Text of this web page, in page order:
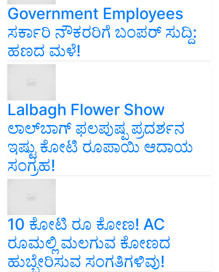
Government Employees
ಸರ್ಕಾರಿ ನೌಕರರಿಗೆ ಬಂಪರ್‌ ಸುದ್ದಿ:
ಹಣದ ಮಳೆ!
Lalbagh Flower Show
ಲಾಲ್‌ಬಾಗ್ ಫಲಪುಷ್ಪ ಪ್ರದರ್ಶನ
ಇಷ್ಟು ಕೋಟಿ ರೂಪಾಯಿ ಆದಾಯ
ಸಂಗ್ರಹ!
10 ಕೋಟಿ ರೂ ಕೋಣ! AC
ರೂಮಲ್ಲಿ ಮಲಗುವ ಕೋಣದ
ಹುಬ್ಬೇರಿಸುವ ಸಂಗತಿಗಳಿವು!